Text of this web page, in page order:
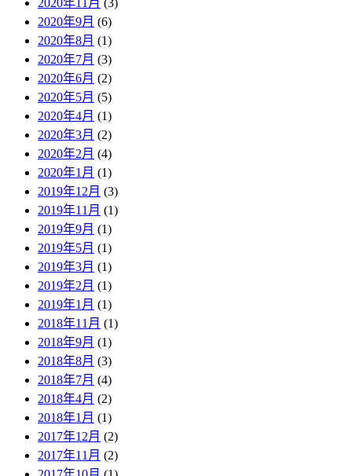
2020年11月 (3)
2020年9月 (6)
2020年8月 (1)
2020年7月 (3)
2020年6月 (2)
2020年5月 (5)
2020年4月 (1)
2020年3月 (2)
2020年2月 (4)
2020年1月 (1)
2019年12月 (3)
2019年11月 (1)
2019年9月 (1)
2019年5月 (1)
2019年3月 (1)
2019年2月 (1)
2019年1月 (1)
2018年11月 (1)
2018年9月 (1)
2018年8月 (3)
2018年7月 (4)
2018年4月 (2)
2018年1月 (1)
2017年12月 (2)
2017年11月 (2)